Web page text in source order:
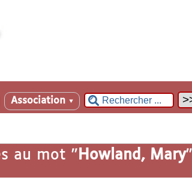
Association ▼
au mot " Howland, Mary"